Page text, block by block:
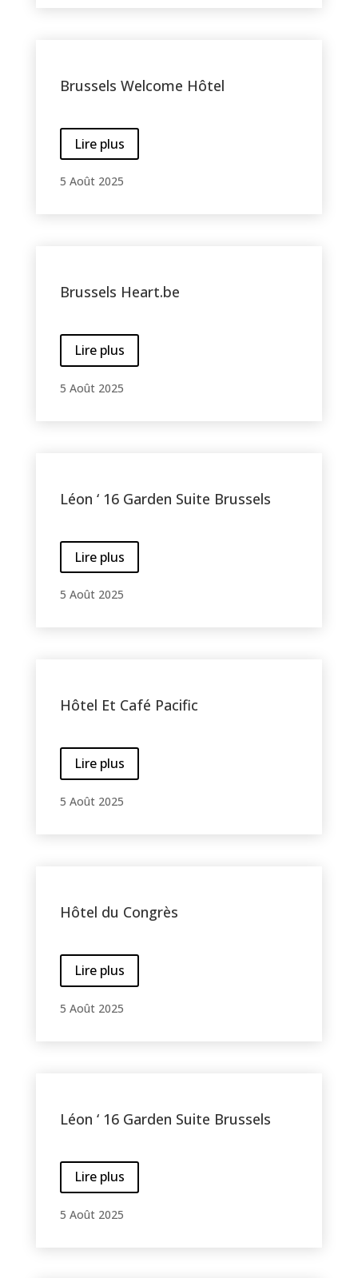
Brussels Welcome Hôtel
Lire plus
5 Août 2025
Brussels Heart.be
Lire plus
5 Août 2025
Léon ‘ 16 Garden Suite Brussels
Lire plus
5 Août 2025
Hôtel Et Café Pacific
Lire plus
5 Août 2025
Hôtel du Congrès
Lire plus
5 Août 2025
Léon ‘ 16 Garden Suite Brussels
Lire plus
5 Août 2025